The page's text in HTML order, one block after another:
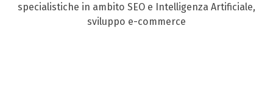
specialistiche in ambito SEO e Intelligenza Artificiale,
sviluppo e-commerce